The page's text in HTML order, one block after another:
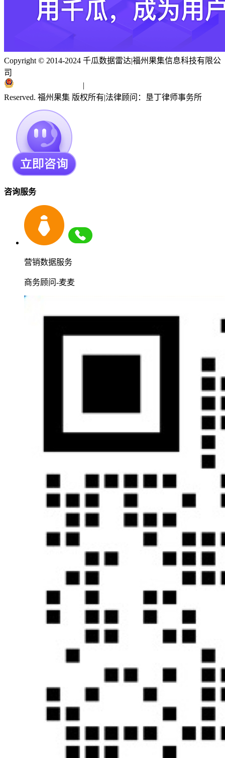
Copyright © 2014-2024 千瓜数据雷达|福州果集信息科技有限公
司
|
Reserved. 福州果集 版权所有|法律顾问：垦丁律师事务所
咨询服务
营销数据服务
商务顾问-麦麦